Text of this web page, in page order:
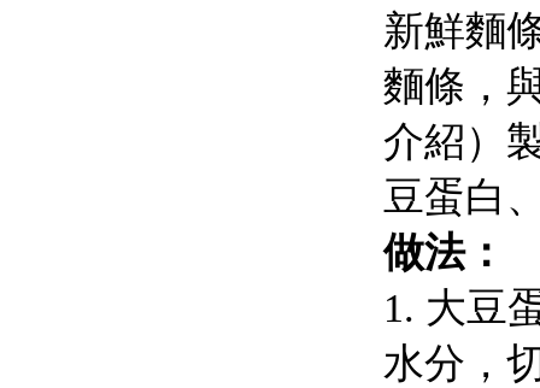
新鮮麵
麵條，
介紹）
豆蛋白
做法：
1. 大豆
水分，